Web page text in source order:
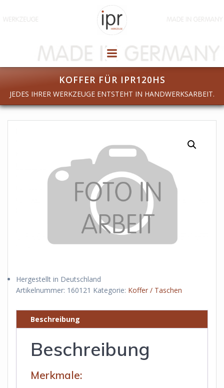
Inhalt
KOFFER FÜR IPR120HS
JEDES IHRER WERKZEUGE ENTSTEHT IN HANDWERKSARBEIT.
Hergestellt in Deutschland
Artikelnummer: 160121 Kategorie: Koffer / Taschen
Beschreibung
Beschreibung
Merkmale: